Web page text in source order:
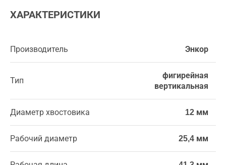
ХАРАКТЕРИСТИКИ
Производитель Энкор
Тип
фигирейная
вертикальная
Диаметр хвостовика 12 мм
Рабочий диаметр 25,4 мм